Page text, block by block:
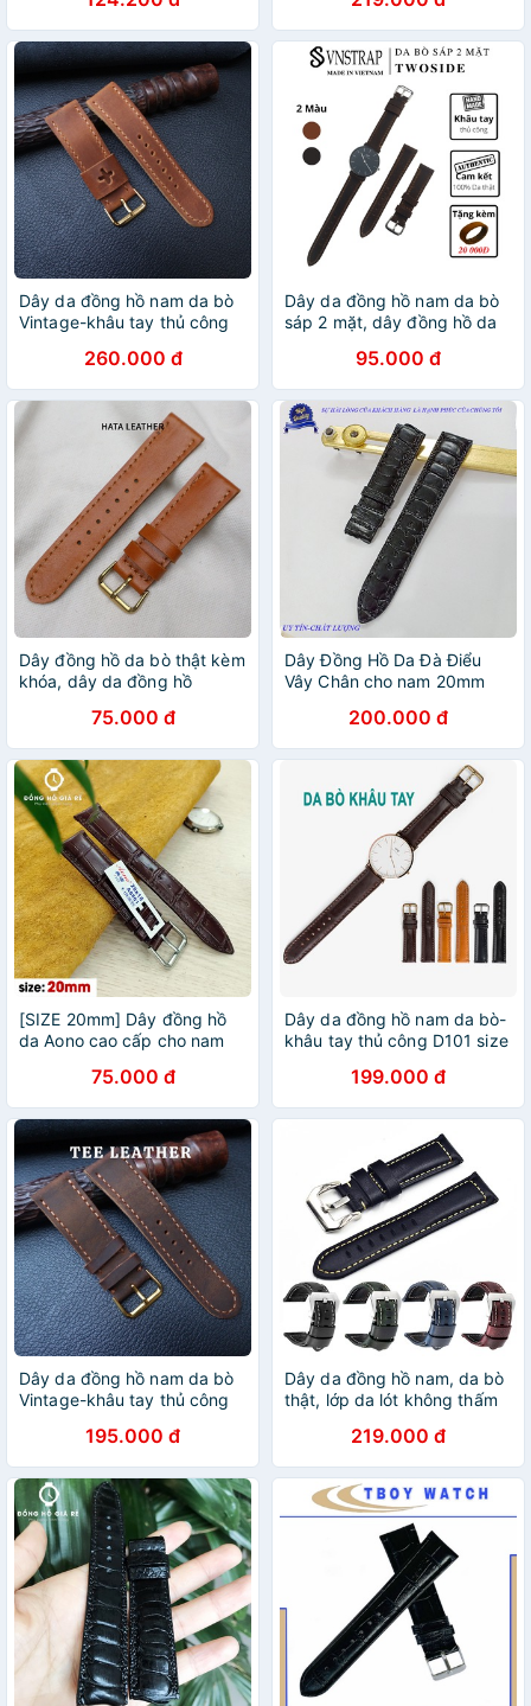
Dây da đồng hồ nam da bò
Vintage-khâu tay thủ công
24mm [DA THẬT]
260.000 đ
Dây da đồng hồ nam da bò
sáp 2 mặt, dây đồng hồ da
18mm, 20mm, 22mm -
TWOSIDE
95.000 đ
Dây đồng hồ da bò thật kèm
khóa, dây da đồng hồ
75.000 đ
Dây Đồng Hồ Da Đà Điểu
Vây Chân cho nam 20mm
200.000 đ
[SIZE 20mm] Dây đồng hồ
da Aono cao cấp cho nam
75.000 đ
Dây da đồng hồ nam da bò-
khâu tay thủ công D101 size
24mm-Bụi leather
199.000 đ
Dây da đồng hồ nam da bò
Vintage-khâu tay thủ công
24mm - TEE LEATHER [DA
THẬT]
195.000 đ
Dây da đồng hồ nam, da bò
thật, lớp da lót không thấm
24mm - D2019
219.000 đ